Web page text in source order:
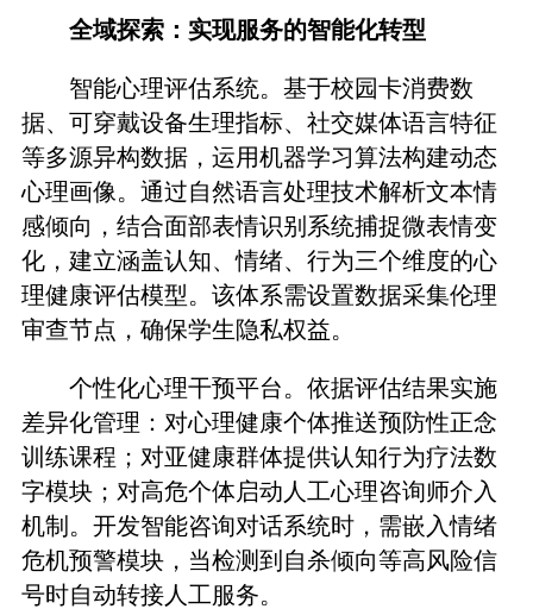
全域探索：实现服务的智能化转型
智能心理评估系统。基于校园卡消费数
据、可穿戴设备生理指标、社交媒体语言特征
等多源异构数据，运用机器学习算法构建动态
心理画像。通过自然语言处理技术解析文本情
感倾向，结合面部表情识别系统捕捉微表情变
化，建立涵盖认知、情绪、行为三个维度的心
理健康评估模型。该体系需设置数据采集伦理
审查节点，确保学生隐私权益。
个性化心理干预平台。依据评估结果实施
差异化管理：对心理健康个体推送预防性正念
训练课程；对亚健康群体提供认知行为疗法数
字模块；对高危个体启动人工心理咨询师介入
机制。开发智能咨询对话系统时，需嵌入情绪
危机预警模块，当检测到自杀倾向等高风险信
号时自动转接人工服务。